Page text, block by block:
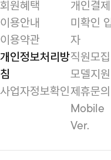
회원혜택
이용안내
이용약관
개인정보처리방
침
사업자정보확인
개인결제
미확인
자
직원모집
모델지원
제휴문의
Mobile
Ver.